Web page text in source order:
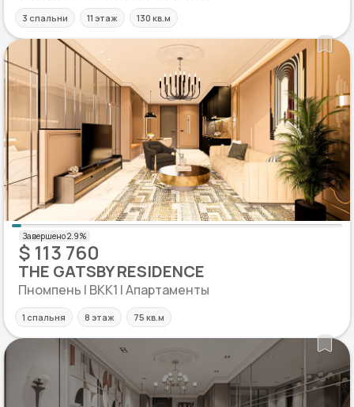
3 спальни 11 этаж 130 кв.м
$ 113 760
THE GATSBY RESIDENCE
Пномпень | BKK1 | Апартаменты
1 спальня 8 этаж 75 кв.м